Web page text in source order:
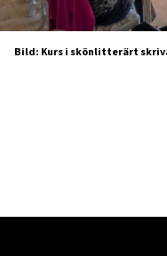
Bild: Kurs i skönlitterärt